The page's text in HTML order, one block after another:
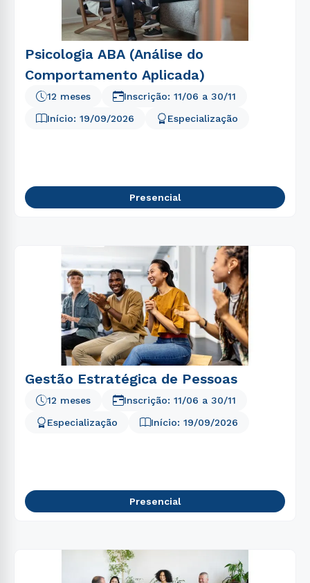
Psicologia ABA (Análise do
Comportamento Aplicada)
12 meses
Início: 19/09/2026 Especialização
Inscrição: 11/06 a 30/11
Presencial
Gestão Estratégica de Pessoas
Especialização Início: 19/09/2026
12 meses Inscrição: 11/06 a 30/11
Presencial
6º
nutrição
7º
farmácia
8º
fonoaudiologia
9º
direito
10º medicina